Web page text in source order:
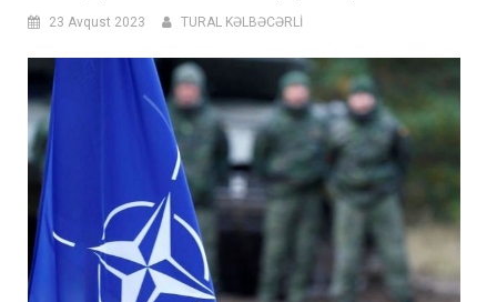
23 Avqust 2023 TURAL KƏLBƏCƏRLİ